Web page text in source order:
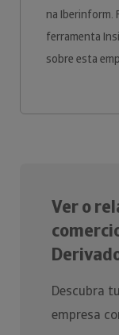
na Iberinform.
ferramenta
sobre esta
Ver o
Descubra
empresa